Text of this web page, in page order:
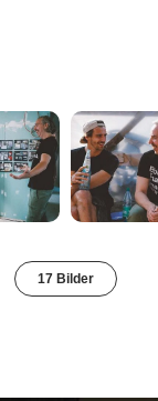
17 Bilder